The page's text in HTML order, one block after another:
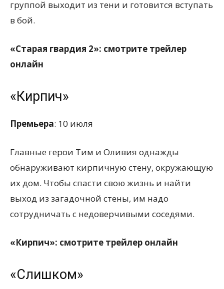
группой выходит из тени и готовится вступать
в бой.
«Старая гвардия 2»: смотрите трейлер
онлайн
«Кирпич»
Премьера: 10 июля
Главные герои Тим и Оливия однажды
обнаруживают кирпичную стену, окружающую
их дом. Чтобы спасти свою жизнь и найти
выход из загадочной стены, им надо
сотрудничать с недоверчивыми соседями.
«Кирпич»: смотрите трейлер онлайн
«Слишком»